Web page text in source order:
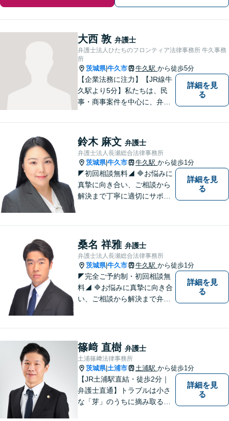
大西 敦 弁護士
弁護士法人ひたちのフロンティア法律事務所 牛久事務
所
茨城県|牛久市 牛久駅 から徒歩5分
【企業法務に注力】【JR線牛
久駅より5分】私たちは、民
事・商事案件を中心に、弁護
す。特に、企業法務について
は法律資料を迅速に用いた、
的確なアプローチで活動に取
り組んでおります。是非、お
気軽にご相談ください。
詳細を見
る
鈴木 麻文 弁護士
弁護士法人長瀬総合法律事務所
茨城県|牛久市 牛久駅 から徒歩1分
◤初回相談無料◢ 🔷お悩みに
真摯に向き合い、ご相談から
解決まで丁寧に適切にサポー
歩を踏み出しましょう。お気
軽にお問い合わせください。
詳細を見
る
桑名 祥雅 弁護士
弁護士法人長瀬総合法律事務所
茨城県|牛久市 牛久駅 から徒歩1分
◤完全ご予約制・初回相談無
料◢ 🔷お悩みに真摯に向き合
い、ご相談から解決まで弁護
せるために安心の第一歩を踏
み出しましょう。お気軽にお
問い合わせください。
詳細を見
る
篠﨑 直樹 弁護士
土浦篠﨑法律事務所
茨城県| 土浦市 土浦駅 から徒歩1分
【JR土浦駅直結・徒歩2分｜
弁護士直通】トラブルは小さ
な「芽」のうちに摘み取るこ
詳細を見
る